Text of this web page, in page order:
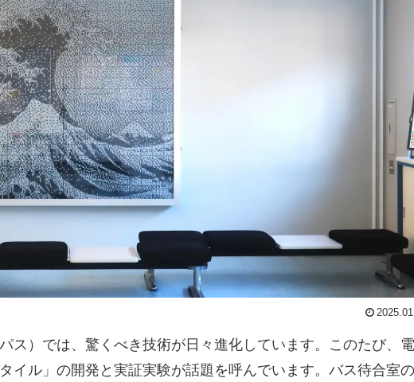
ス）では、驚くべき技術が日々進化しています。このたび、
イル」の開発と実証実験が話題を呼んでいます。バス待合室